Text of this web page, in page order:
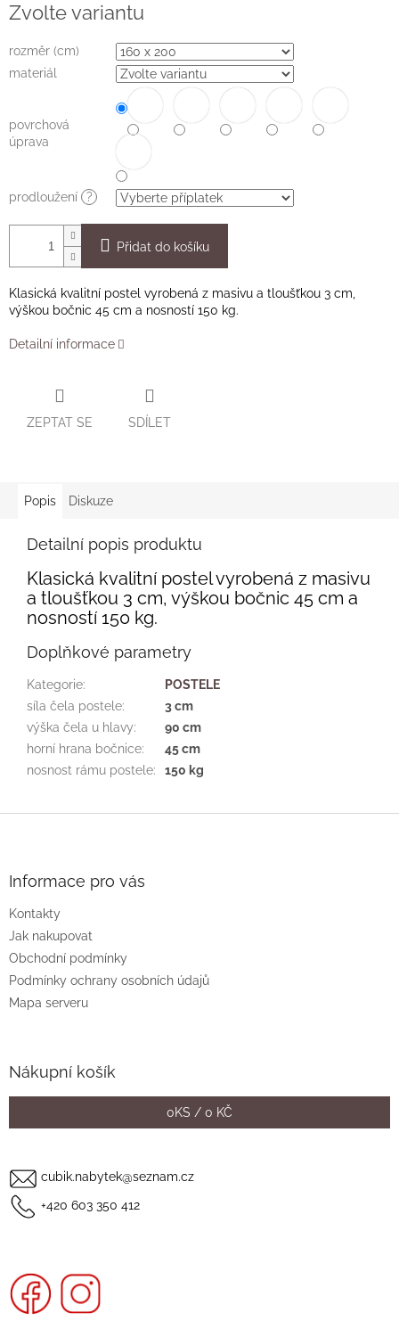
cena:
Zvolte variantu
rozměr (cm)
materiál
povrchová
úprava
prodloužení ?
Přidat do košíku
Klasická kvalitní postel vyrobená z masivu a tloušťkou 3 cm,
výškou bočnic 45 cm a nosností 150 kg.
Detailní informace
ZEPTAT SE SDÍLET
Popis Diskuze
Detailní popis produktu
Klasická kvalitní postel vyrobená z masivu
a tloušťkou 3 cm, výškou bočnic 45 cm a
nosností 150 kg.
Doplňkové parametry
Kategorie:
POSTELE
síla čela postele:
3 cm
výška čela u hlavy:
90 cm
horní hrana bočnice:
45 cm
nosnost rámu postele: 150 kg
Informace pro vás
Kontakty
Jak nakupovat
Obchodní podmínky
Podmínky ochrany osobních údajů
Mapa serveru
Nákupní košík
0KS / 0 KČ
cubik.nabytek@seznam.cz
+420 603 350 412